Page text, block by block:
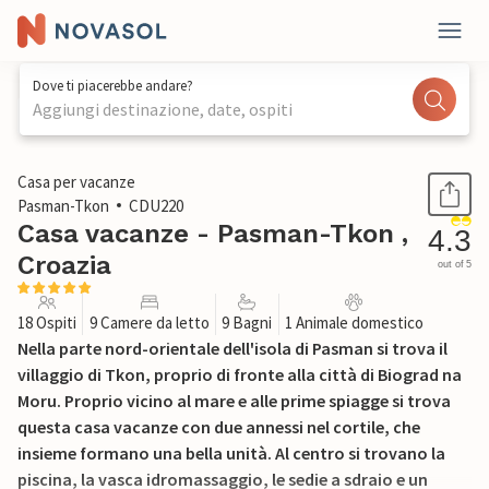
Dove ti piacerebbe andare?
Aggiungi destinazione, date, ospiti
1 / 76
Casa per vacanze
Pasman-Tkon
CDU220
Casa vacanze - Pasman-Tkon ,
Croazia
4.3
out of 5
18 Ospiti 9 Camere da letto 9 Bagni 1 Animale domestico
Nella parte nord-orientale dell'isola di Pasman si trova il
villaggio di Tkon, proprio di fronte alla città di Biograd na
Moru. Proprio vicino al mare e alle prime spiagge si trova
questa casa vacanze con due annessi nel cortile, che
insieme formano una bella unità. Al centro si trovano la
piscina, la vasca idromassaggio, le sedie a sdraio e un